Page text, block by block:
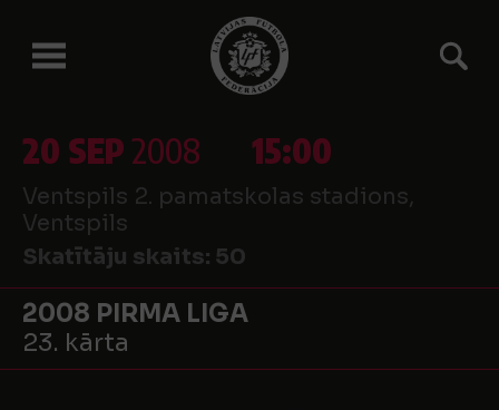
20 SEP2008 15:00
Ventspils 2. pamatskolas stadions,
Ventspils
Skatītāju skaits: 50
2008 PIRMA LIGA
23. kārta